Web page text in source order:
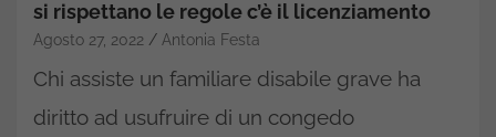
si rispettano le regole c’è il licenziamento
Agosto 27, 2022 Antonia Festa
Chi assiste un familiare disabile grave ha
diritto ad usufruire di un congedo